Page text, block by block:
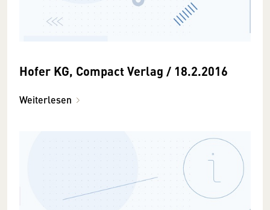
Hofer KG, Compact Verlag / 18.2.2016
Weiterlesen